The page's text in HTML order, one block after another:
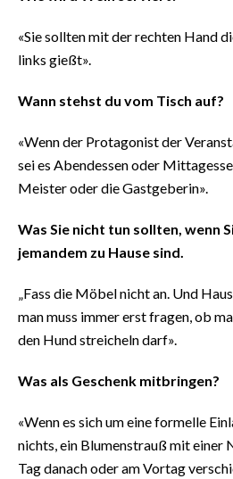
«Sie sollten mit der rechten Hand
links gießt».
Wann stehst du vom Tisch auf?
«Wenn der Protagonist der
sei es Abendessen oder
Meister oder die Gastgeberin».
Was Sie nicht tun sollten, wenn
jemandem zu Hause sind.
„Fass die Möbel nicht an. Und
man muss immer erst fragen, ob
den Hund streicheln darf».
Was als Geschenk mitbringen?
«Wenn es sich um eine formelle
nichts, ein Blumenstrauß mit einer
Tag danach oder am Vortag